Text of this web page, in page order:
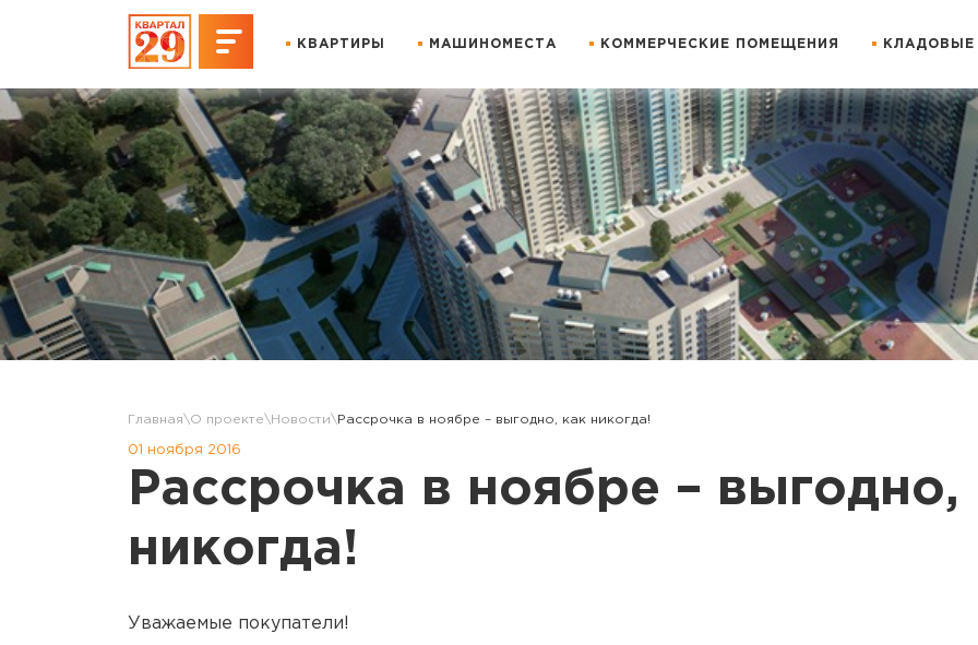
КВАРТИРЫ МАШИНОМЕСТА КОММЕРЧЕСКИЕ ПОМЕЩЕНИЯ КЛАДОВЫЕ
Главная О проекте Новости Рассрочка в ноябре – выгодно, как никогда!
01 ноября 2016
Рассрочка в ноябре – выгодно,
никогда!
Уважаемые покупатели!